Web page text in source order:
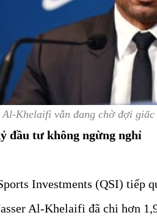
Al-Khelaifi vẫn đang chờ đợi
đầu tư không ngừng nghỉ
Investments (QSI) tiếp
Al-Khelaifi đã chi hơn